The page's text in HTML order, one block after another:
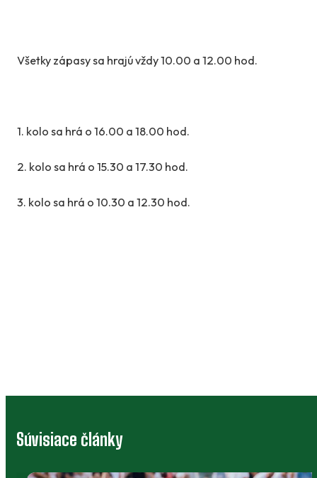
Všetky zápasy sa hrajú vždy 10.00 a 12.00 hod.
1. kolo sa hrá o 16.00 a 18.00 hod.
2. kolo sa hrá o 15.30 a 17.30 hod.
3. kolo sa hrá o 10.30 a 12.30 hod.
Súvisiace články